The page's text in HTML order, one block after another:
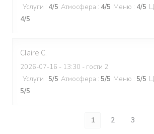
Услуги : 4/5 Атмосфера : 4/5 Меню : 4/5
4/5
Claire C
2026-07-16 - 13:30 - гости 2
Услуги : 5/5 Атмосфера : 5/5 Меню : 5/5
5/5
1 2 3